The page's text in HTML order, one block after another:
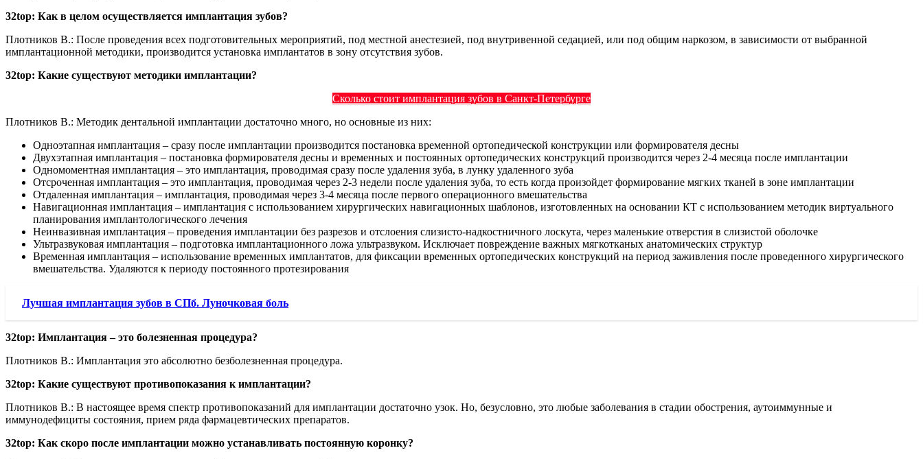
32top: Как в целом осуществляется имплантация зубов?
Плотников В.: После проведения всех подготовительных мероприятий, под местной анестезией, под внутривенной седацией, или под общим наркозом, в зависимости от выбранной
имплантационной методики, производится установка имплантатов в зону отсутствия зубов.
32top: Какие существуют методики имплантации?
Сколько стоит имплантация зубов в Санкт-Петербурге
Плотников В.: Методик дентальной имплантации достаточно много, но основные из них:
Одноэтапная имплантация – сразу после имплантации производится постановка временной ортопедической конструкции или формирователя десны
Двухэтапная имплантация – постановка формирователя десны и временных и постоянных ортопедических конструкций производится через 2-4 месяца после имплантации
Одномоментная имплантация – это имплантация, проводимая сразу после удаления зуба, в лунку удаленного зуба
Отсроченная имплантация – это имплантация, проводимая через 2-3 недели после удаления зуба, то есть когда произойдет формирование мягких тканей в зоне имплантации
Отдаленная имплантация – имплантация, проводимая через 3-4 месяца после первого операционного вмешательства
Навигационная имплантация – имплантация с использованием хирургических навигационных шаблонов, изготовленных на основании КТ с использованием методик виртуального
планирования имплантологического лечения
Неинвазивная имплантация – проведения имплантации без разрезов и отслоения слизисто-надкостничного лоскута, через маленькие отверстия в слизистой оболочке
Ультразвуковая имплантация – подготовка имплантационного ложа ультразвуком. Исключает повреждение важных мягкотканых анатомических структур
Временная имплантация – использование временных имплантатов, для фиксации временных ортопедических конструкций на период заживления после проведенного хирургического
вмешательства. Удаляются к периоду постоянного протезирования
Лучшая имплантация зубов в СПб. Луночковая боль
32top: Имплантация – это болезненная процедура?
Плотников В.: Имплантация это абсолютно безболезненная процедура.
32top: Какие существуют противопоказания к имплантации?
Плотников В.: В настоящее время спектр противопоказаний для имплантации достаточно узок. Но, безусловно, это любые заболевания в стадии обострения, аутоиммунные и
иммунодефициты состояния, прием ряда фармацевтических препаратов.
32top: Как скоро после имплантации можно устанавливать постоянную коронку?